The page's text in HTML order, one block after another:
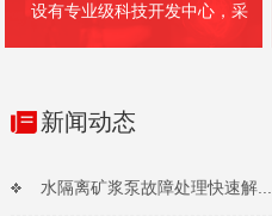
设有专业级科技开发中心，采
新闻动态
水隔离矿浆泵故障处理快速解...